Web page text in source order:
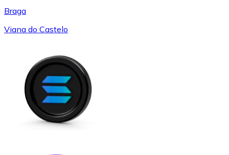
Braga
Viana do Castelo